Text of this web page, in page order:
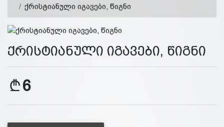
ქრისტიანული იგავები, წიგნი
ქრისტიანული იგავები, წიგნი
6